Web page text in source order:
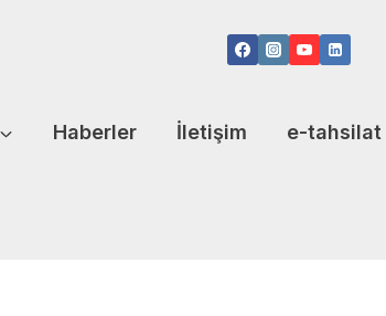
Haberler İletişim e-tahsilat